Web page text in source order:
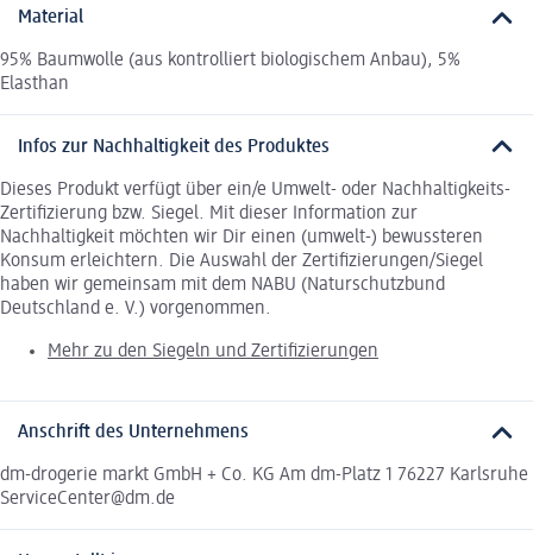
Material
95% Baumwolle (aus kontrolliert biologischem Anbau), 5%
Elasthan
Infos zur Nachhaltigkeit des Produktes
Dieses Produkt verfügt über ein/e Umwelt- oder Nachhaltigkeits-
Zertifizierung bzw. Siegel. Mit dieser Information zur
Nachhaltigkeit möchten wir Dir einen (umwelt-) bewussteren
Konsum erleichtern. Die Auswahl der Zertifizierungen/Siegel
haben wir gemeinsam mit dem NABU (Naturschutzbund
Deutschland e. V.) vorgenommen.
Mehr zu den Siegeln und Zertifizierungen
Anschrift des Unternehmens
dm-drogerie markt GmbH + Co. KG Am dm-Platz 1 76227 Karlsruhe
ServiceCenter@dm.de